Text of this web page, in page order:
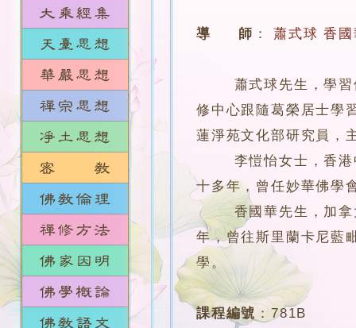
導 師 ： 蕭式球 香
蕭式球先生，學習佛
修中心跟隨葛榮居士學
蓮淨苑文化部研究員，
李愷怡女士，香港中
十多年，曾任妙華佛學
香國華先生，加拿大
年，曾往斯里蘭卡尼藍
學。
課程編號 ： 781B